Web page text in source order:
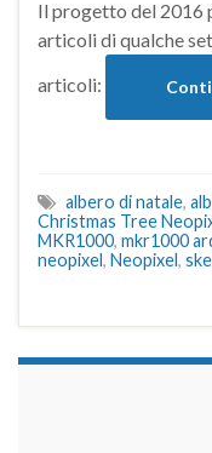
Il progetto del 2016
articoli di qualche
articoli:
albero di natale,
Christmas Tree
MKR1000, mkr1000
neopixel, Neopixel,